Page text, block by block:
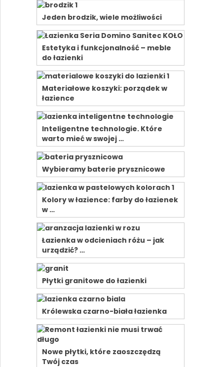
Jeden brodzik, wiele możliwości
Estetyka i funkcjonalność – meble
do łazienki
Materiałowe koszyki: porządek w
łazience
Inteligentne technologie. Które
warto mieć w swojej …
Wybieramy baterie prysznicowe
Kolory w łazience: farby do łazienek
w …
Łazienka w odcieniach różu – jak
urządzić? …
Płytki granitowe do łazienki
Królewska czarno-biała łazienka
Nowe płytki, które zaoszczędzą
Twój czas